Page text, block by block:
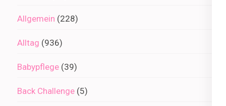
Allgemein (228)
Alltag (936)
Babypflege (39)
Back Challenge (5)